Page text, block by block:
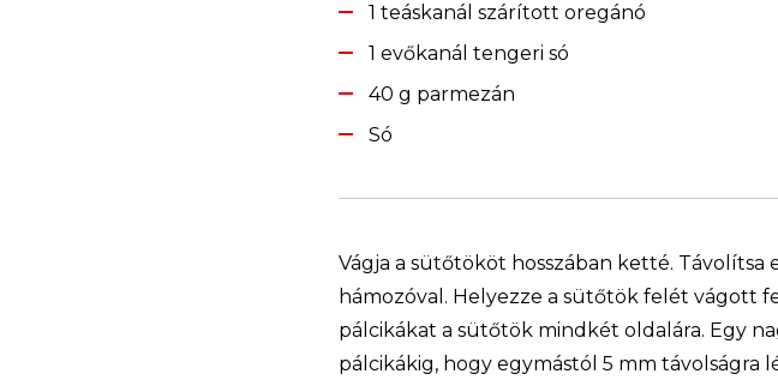
1 teáskanál szárított oregánó
1 evőkanál tengeri só
40 g parmezán
Só
Vágja a sütőtököt hosszában ketté. Távolítsa
hámozóval. Helyezze a sütőtök felét vágott
pálcikákat a sütőtök mindkét oldalára. Egy
pálcikákig, hogy egymástól 5 mm